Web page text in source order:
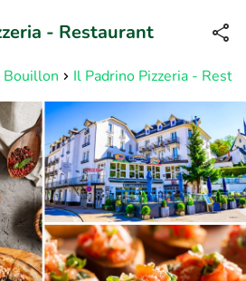
Disponible jusqu'à 23:00 heures
Bouillon Il Padrino Pizzeria -
- Restaurant